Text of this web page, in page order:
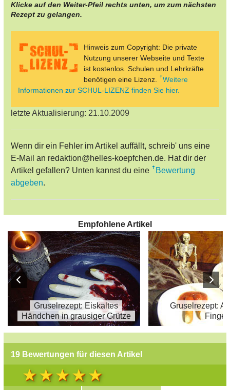
Klicke auf den Weiter-Pfeil rechts unten, um zum nächsten
Rezept zu gelangen.
Hinweis zum Copyright: Die private
Nutzung unserer Webseite und Texte
ist kostenlos. Schulen und Lehrkräfte
benötigen eine Lizenz.
Weitere
Informationen zur SCHUL-LIZENZ finden Sie hier.
letzte Aktualisierung: 21.10.2009
Wenn dir ein Fehler im Artikel auffällt, schreib' uns eine
E-Mail an redaktion@helles-koepfchen.de. Hat dir der
Artikel gefallen? Unten kannst du eine
Bewertung
abgeben.
Empfohlene Artikel
Gruselrezept: Eiskaltes
Händchen in grausiger Grütze
Gruselrezept:
Finger
19 Bewertungen für diesen Artikel